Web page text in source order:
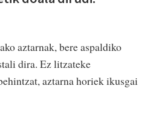
aztarnak, bere aspaldiko
dira. Ez litzateke
aztarna horiek ikusgai